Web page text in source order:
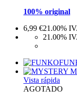
100% original
6,99 €21.00%
21.00%
Vista rápida
AGOTADO